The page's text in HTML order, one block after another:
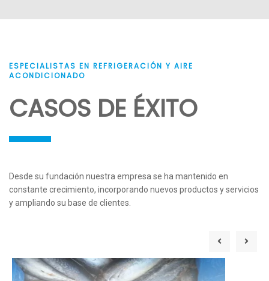
Termohigrómetros
VER PRODUCTOS
Termógrafos reutilizables
VER PRODUCTOS
Termógrafos desechables
ESPECIALISTAS EN REFRIGERACIÓN Y AIRE
ACONDICIONADO
CASOS DE ÉXITO
Desde su fundación nuestra empresa se ha mantenido en
constante crecimiento, incorporando nuevos productos y servicios
y ampliando su base de clientes.